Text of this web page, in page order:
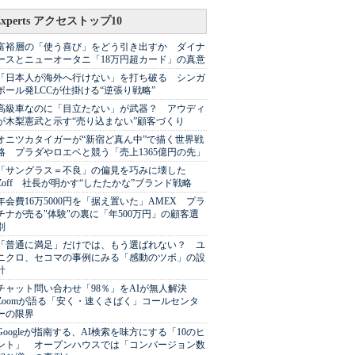
アクセストップ10
裕層の「使う喜び」をどう引き出すか ダイナ
スとニューオータニ「18万円超カード」の真意
日本人が海外へ行けない」を打ち破る シンガ
ール発LCCが仕掛ける“逆張り戦略”
級車なのに「目立たない」が武器？ アウディ
木梨憲武と示す“売り込まない”顧客づくり
ニツカタイガーが“新宿ど真ん中”で描く世界戦
プラダやロエベと競う「売上1365億円の先」
サングラス＝不良」の偏見を巧みに壊した
社長が明かす“したたかな”ブランド戦略
会費16万5000円を「据え置いた」AMEX プラ
ナが売る"体験"の裏に「年500万円」の顧客選
普通に満足」だけでは、もう選ばれない？ ユ
クロ、セコマの事例にみる「感動のツボ」の設
ャット問い合わせ「98％」をAIが無人解決
が語る「安く・速くさばく」コールセンタ
の限界
が指南する、AI検索を味方にする「10のヒ
ト」 オープンハウスでは「コンバージョン数